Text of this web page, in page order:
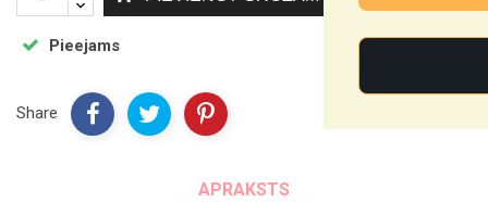
Pieejams
Share
APRAKSTS